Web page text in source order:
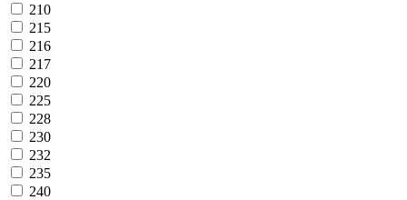
210
215
216
217
220
225
228
230
232
235
240